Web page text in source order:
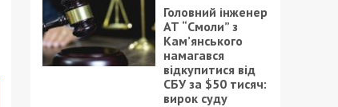
Головний інженер
АТ “Смоли” з
Кам’янського
намагався
відкупитися від
СБУ за $50 тисяч:
вирок суду